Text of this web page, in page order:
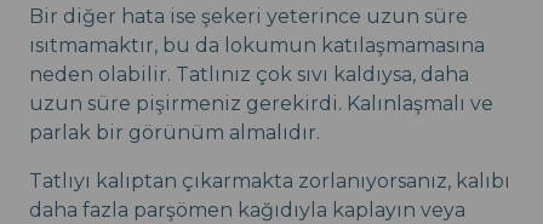
Bir diğer hata ise şekeri yeterince uzun süre
ısıtmamaktır, bu da lokumun katılaşmamasına
neden olabilir. Tatlınız çok sıvı kaldıysa, daha
uzun süre pişirmeniz gerekirdi. Kalınlaşmalı ve
parlak bir görünüm almalıdır.
Tatlıyı kalıptan çıkarmakta zorlanıyorsanız, kalıbı
daha fazla parşömen kağıdıyla kaplayın veya